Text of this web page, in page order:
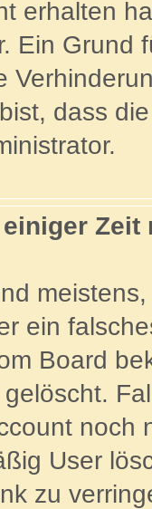
erhalten
Ein Grund
dass
ein
Board
noch
User
zu